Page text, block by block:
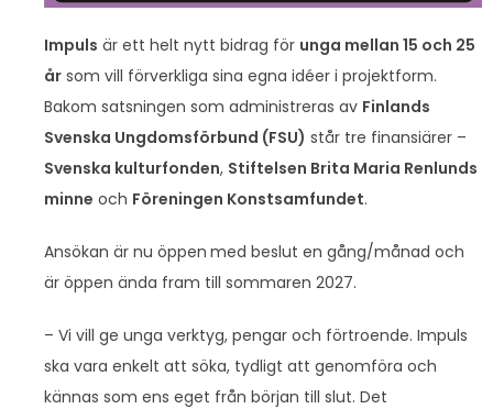
Impuls är ett helt nytt bidrag för unga mellan 15 och 25
år som vill förverkliga sina egna idéer i projektform.
Bakom satsningen som administreras av Finlands
Svenska Ungdomsförbund (FSU) står tre finansiärer –
Svenska kulturfonden, Stiftelsen Brita Maria Renlunds
minne och Föreningen Konstsamfundet.
Ansökan är nu öppen med beslut en gång/månad och
är öppen ända fram till sommaren 2027.
– Vi vill ge unga verktyg, pengar och förtroende. Impuls
ska vara enkelt att söka, tydligt att genomföra och
kännas som ens eget från början till slut. Det